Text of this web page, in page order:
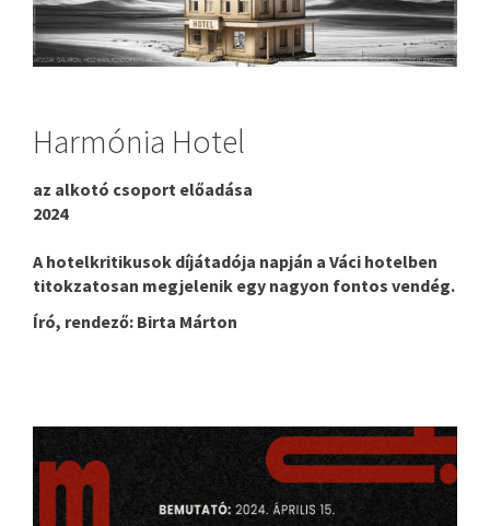
Harmónia Hotel
az alkotó csoport előadása
2024
A hotelkritikusok díjátadója napján a Váci hotelben
titokzatosan megjelenik egy nagyon fontos vendég.
Író, rendező: Birta Márton